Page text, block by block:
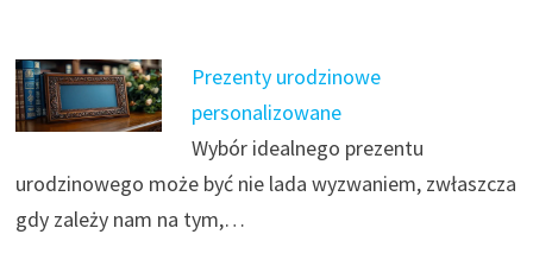
Prezenty urodzinowe
personalizowane
Wybór idealnego prezentu
urodzinowego może być nie lada wyzwaniem, zwłaszcza
gdy zależy nam na tym,…